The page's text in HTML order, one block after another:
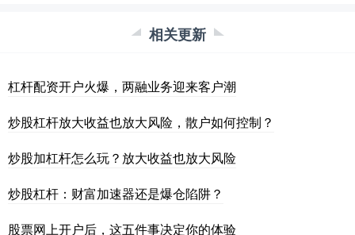
相关更新
杠杆配资开户火爆，两融业务迎来客户潮
炒股杠杆放大收益也放大风险，散户如何控制？
炒股加杠杆怎么玩？放大收益也放大风险
炒股杠杆：财富加速器还是爆仓陷阱？
股票网上开户后，这五件事决定你的体验